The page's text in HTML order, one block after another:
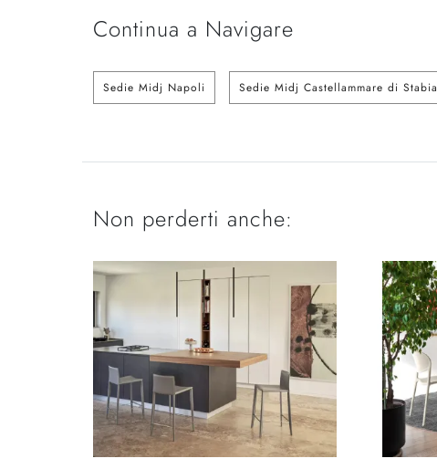
Continua a Navigare
Sedie Midj Napoli Sedie Midj Castellammare di Stabia
Non perderti anche: